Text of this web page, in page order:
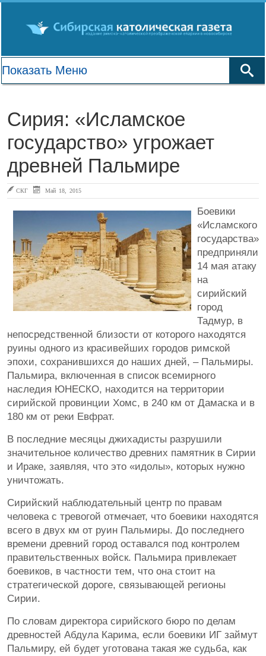
Сирия: «Исламское
государство» угрожает
древней Пальмире
СКГ Май 18, 2015
Боевики
«Исламского
государства»
предприняли
14 мая атаку
на
сирийский
город
Тадмур, в
непосредственной близости от которого находятся
руины одного из красивейших городов римской
эпохи, сохранившихся до наших дней, – Пальмиры.
Пальмира, включенная в список всемирного
наследия ЮНЕСКО, находится на территории
сирийской провинции Хомс, в 240 км от Дамаска и в
180 км от реки Евфрат.
В последние месяцы джихадисты разрушили
значительное количество древних памятник в Сирии
и Ираке, заявляя, что это «идолы», которых нужно
уничтожать.
Сирийский наблюдательный центр по правам
человека с тревогой отмечает, что боевики находятся
всего в двух км от руин Пальмиры. До последнего
времени древний город оставался под контролем
правительственных войск. Пальмира привлекает
боевиков, в частности тем, что она стоит на
стратегической дороге, связывающей регионы
Сирии.
По словам директора сирийского бюро по делам
древностей Абдула Карима, если боевики ИГ займут
Пальмиру, ей будет уготована такая же судьба, как